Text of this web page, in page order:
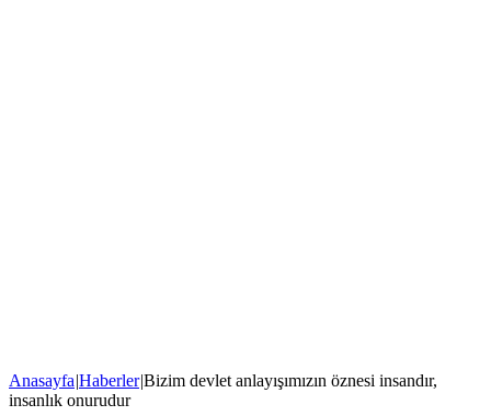
Anasayfa|Haberler|Bizim devlet anlayışımızın öznesi insandır,
insanlık onurudur